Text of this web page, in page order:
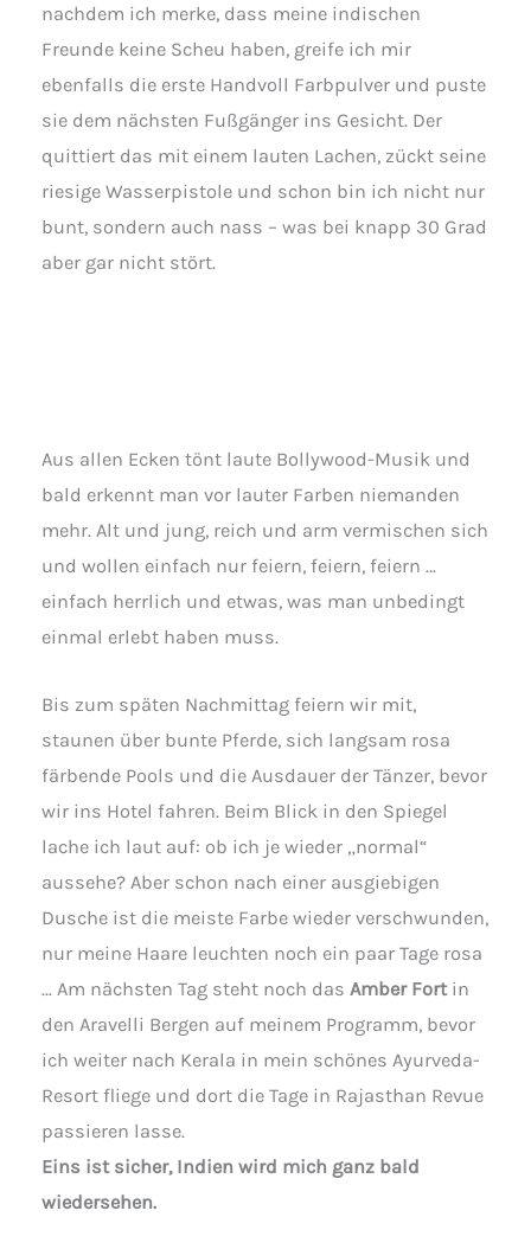
nachdem ich merke, dass meine indischen
Freunde keine Scheu haben, greife ich mir
ebenfalls die erste Handvoll Farbpulver und puste
sie dem nächsten Fußgänger ins Gesicht. Der
quittiert das mit einem lauten Lachen, zückt seine
riesige Wasserpistole und schon bin ich nicht nur
bunt, sondern auch nass – was bei knapp 30 Grad
aber gar nicht stört.
Aus allen Ecken tönt laute Bollywood-Musik und
bald erkennt man vor lauter Farben niemanden
mehr. Alt und jung, reich und arm vermischen sich
und wollen einfach nur feiern, feiern, feiern …
einfach herrlich und etwas, was man unbedingt
einmal erlebt haben muss.
Bis zum späten Nachmittag feiern wir mit,
staunen über bunte Pferde, sich langsam rosa
färbende Pools und die Ausdauer der Tänzer, bevor
wir ins Hotel fahren. Beim Blick in den Spiegel
lache ich laut auf: ob ich je wieder „normal“
aussehe? Aber schon nach einer ausgiebigen
Dusche ist die meiste Farbe wieder verschwunden,
nur meine Haare leuchten noch ein paar Tage rosa
… Am nächsten Tag steht noch dasAmber Fortin
den Aravelli Bergen auf meinem Programm, bevor
ich weiter nach Kerala in mein schönes Ayurveda-
Resort fliege und dort die Tage in Rajasthan Revue
passieren lasse.
Eins ist sicher, Indien wird mich ganz bald
wiedersehen.